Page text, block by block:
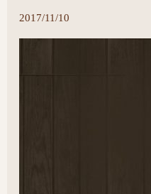
2017/11/10